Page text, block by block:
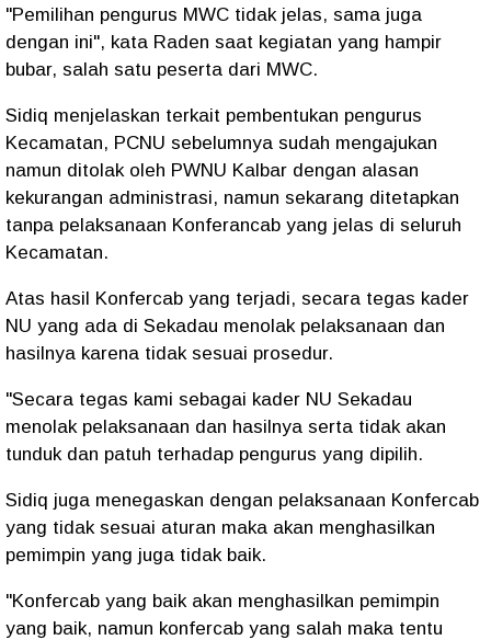
"Pemilihan pengurus MWC tidak jelas, sama juga
dengan ini", kata Raden saat kegiatan yang hampir
bubar, salah satu peserta dari MWC.
Sidiq menjelaskan terkait pembentukan pengurus
Kecamatan, PCNU sebelumnya sudah mengajukan
namun ditolak oleh PWNU Kalbar dengan alasan
kekurangan administrasi, namun sekarang ditetapkan
tanpa pelaksanaan Konferancab yang jelas di seluruh
Kecamatan.
Atas hasil Konfercab yang terjadi, secara tegas kader
NU yang ada di Sekadau menolak pelaksanaan dan
hasilnya karena tidak sesuai prosedur.
"Secara tegas kami sebagai kader NU Sekadau
menolak pelaksanaan dan hasilnya serta tidak akan
tunduk dan patuh terhadap pengurus yang dipilih.
Sidiq juga menegaskan dengan pelaksanaan Konfercab
yang tidak sesuai aturan maka akan menghasilkan
pemimpin yang juga tidak baik.
"Konfercab yang baik akan menghasilkan pemimpin
yang baik, namun konfercab yang salah maka tentu